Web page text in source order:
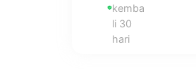
kemba
li 30
hari